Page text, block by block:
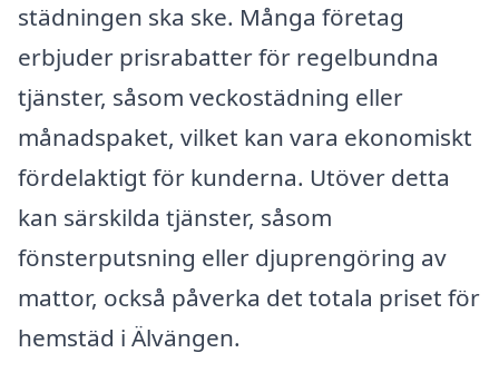
städningen ska ske. Många företag
erbjuder prisrabatter för regelbundna
tjänster, såsom veckostädning eller
månadspaket, vilket kan vara ekonomiskt
fördelaktigt för kunderna. Utöver detta
kan särskilda tjänster, såsom
fönsterputsning eller djuprengöring av
mattor, också påverka det totala priset för
hemstäd i Älvängen.